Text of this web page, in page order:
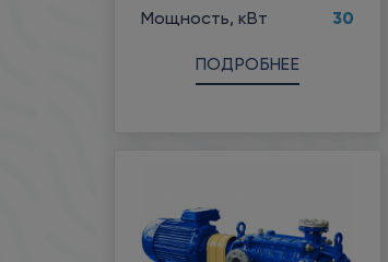
Мощность, кВт
30
ПОДРОБНЕЕ